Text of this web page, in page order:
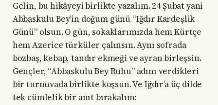
Gelin, bu hikâyeyi birlikte yazalım. 24 Şubat yani
Abbaskulu Bey’in doğum günü “Iğdır Kardeşlik
Günü” olsun. O gün, sokaklarımızda hem Kürtçe
hem Azerice türküler çalınsın. Aynı sofrada
bozbaş, kebap, tandır ekmeği ve ayran birleşsin.
Gençler, “Abbaskulu Bey Ruhu” adını verdikleri
bir turnuvada birlikte koşsun. Ve Iğdır’a üç dilde
tek cümlelik bir anıt bırakalım: